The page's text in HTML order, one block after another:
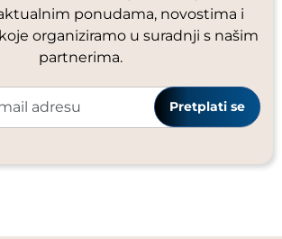
ponudama, novostima i
organiziramo u suradnji s našim
partnerima.
Pretplati se